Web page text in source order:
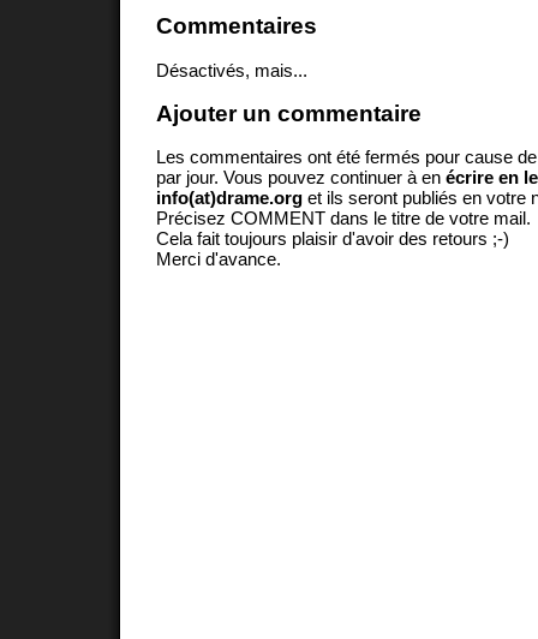
Commentaires
Désactivés, mais...
Ajouter un commentaire
Les commentaires ont été fermés pour cause
par jour. Vous pouvez continuer à en écrire en
info(at)drame.org et ils seront publiés en votre
Précisez COMMENT dans le titre de votre mail.
Cela fait toujours plaisir d'avoir des retours ;-)
Merci d'avance.